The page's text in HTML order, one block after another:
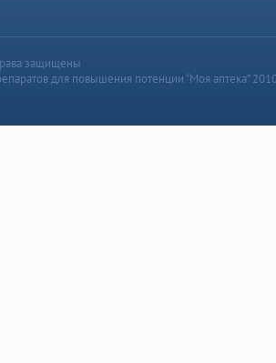
защищены
для повышения потенции “Моя аптека”